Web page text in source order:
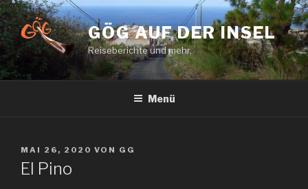
Zum
Inhalt
springen
GÖG AUF DER INSEL
Reiseberichte und mehr.
Menü
VERÖFFENTLICHT
AM
MAI 26, 2020 VON GG
El Pino